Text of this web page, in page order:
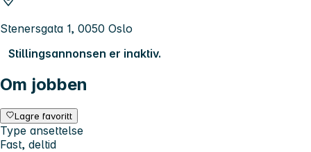
Stenersgata 1, 0050 Oslo
Stillingsannonsen er inaktiv.
Om jobben
Lagre favoritt
Type ansettelse
Fast, deltid